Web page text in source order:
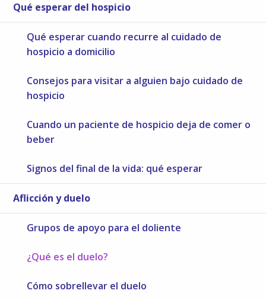
Qué esperar del hospicio
Qué esperar cuando recurre al cuidado de
hospicio a domicilio
Consejos para visitar a alguien bajo cuidado de
hospicio
Cuando un paciente de hospicio deja de comer o
beber
Signos del final de la vida: qué esperar
Aflicción y duelo
Grupos de apoyo para el doliente
¿Qué es el duelo?
Cómo sobrellevar el duelo